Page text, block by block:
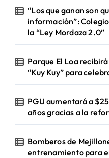
“Los que ganan son
información”:
la “Ley Mordaza 2.0”
Parque El Loa
“Kuy Kuy” para
PGU aumentará a
años gracias a la
Bomberos de
entrenamiento para